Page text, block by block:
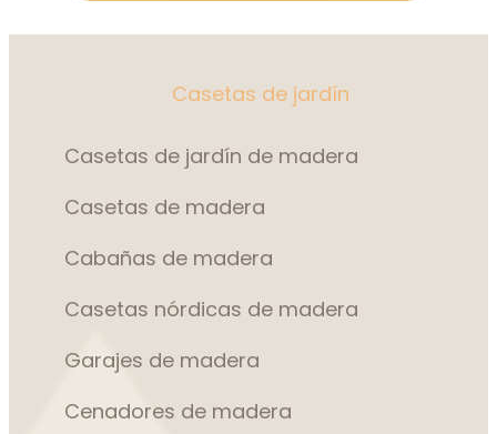
Casetas de jardín
Casetas de jardín de madera
Casetas de madera
Cabañas de madera
Casetas nórdicas de madera
Garajes de madera
Cenadores de madera